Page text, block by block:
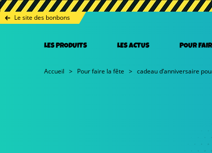
LES PRODUITS LES ACTUS POUR
Le site des bonbons
Accueil Pour faire la fête cadeau d’anniversaire